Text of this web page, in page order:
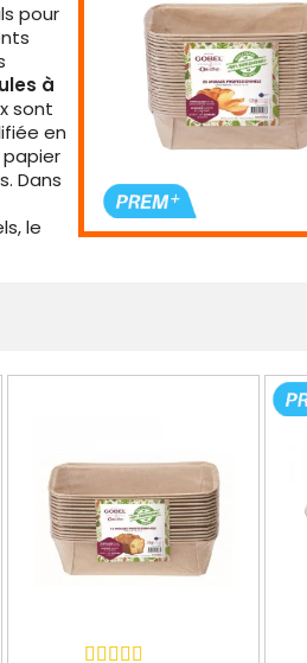
pour
à
sont
en
papier
Dans
le